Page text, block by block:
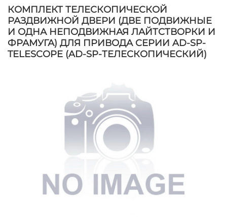
КОМПЛЕКТ ТЕЛЕСКОПИЧЕСКОЙ
РАЗДВИЖНОЙ ДВЕРИ (ДВЕ ПОДВИЖНЫЕ
И ОДНА НЕПОДВИЖНАЯ ЛАЙТСТВОРКИ И
ФРАМУГА) ДЛЯ ПРИВОДА СЕРИИ AD-SP-
TELESCOPE (AD-SP-ТЕЛЕСКОПИЧЕСКИЙ)